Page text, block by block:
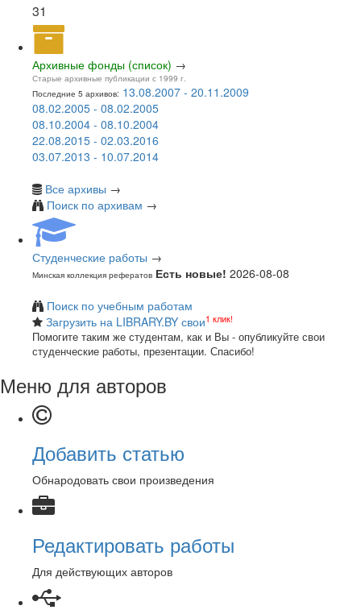
31
Архивные фонды (список) →
Старые архивные публикации с 1999 г.
Последние 5 архивов: 13.08.2007 - 20.11.2009
08.02.2005 - 08.02.2005
08.10.2004 - 08.10.2004
22.08.2015 - 02.03.2016
03.07.2013 - 10.07.2014
Все архивы →
Поиск по архивам →
Студенческие работы →
Минская коллекция рефератов Есть новые! 2026-08-08
Поиск по учебным работам
Загрузить на LIBRARY.BY свои1 клик!
Помогите таким же студентам, как и Вы - опубликуйте свои
студенческие работы, презентации. Спасибо!
Меню для авторов
Добавить статью
Обнародовать свои произведения
Редактировать работы
Для действующих авторов